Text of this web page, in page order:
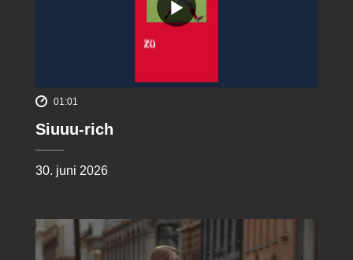
01:01
Siuuu-rich
30. juni 2026